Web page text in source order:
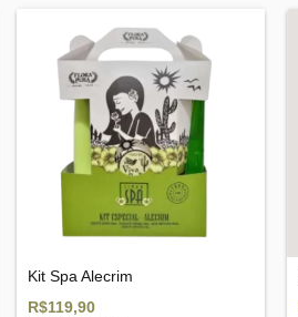
Kit Spa Alecrim
R$119,90